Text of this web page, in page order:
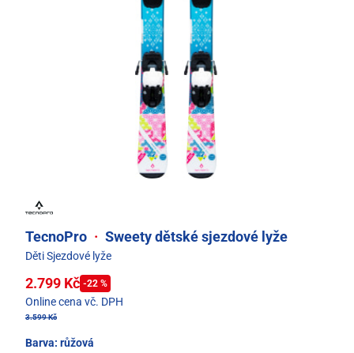
TecnoPro · Sweety dětské sjezdové lyže
Děti Sjezdové lyže
2.799 Kč -22 %
Online cena vč. DPH
3.599 Kč
Barva: růžová